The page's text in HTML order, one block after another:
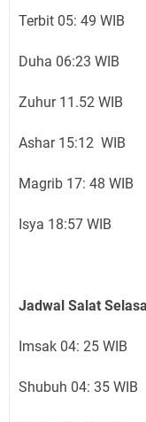
Terbit 05: 49 WIB
Duha 06:23 WIB
Zuhur 11.52 WIB
Ashar 15:12 WIB
Magrib 17: 48 WIB
Isya 18:57 WIB
Jadwal Salat Selasa
Imsak 04: 25 WIB
Shubuh 04: 35 WIB